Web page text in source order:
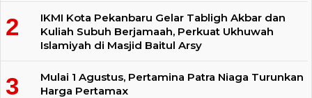
IKMI Kota Pekanbaru Gelar Tabligh Akbar dan
Kuliah Subuh Berjamaah, Perkuat Ukhuwah
Islamiyah di Masjid Baitul Arsy
Mulai 1 Agustus, Pertamina Patra Niaga Turunkan
Harga Pertamax